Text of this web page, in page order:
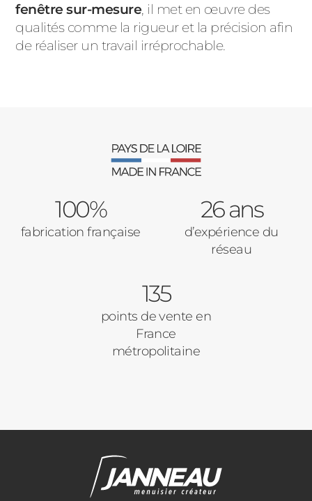
fenêtre sur-mesure, il met en œuvre des
qualités comme la rigueur et la précision afin
de réaliser un travail irréprochable.
100%
fabrication française
26 ans
d’expérience du
réseau
135
points de vente en
France
métropolitaine